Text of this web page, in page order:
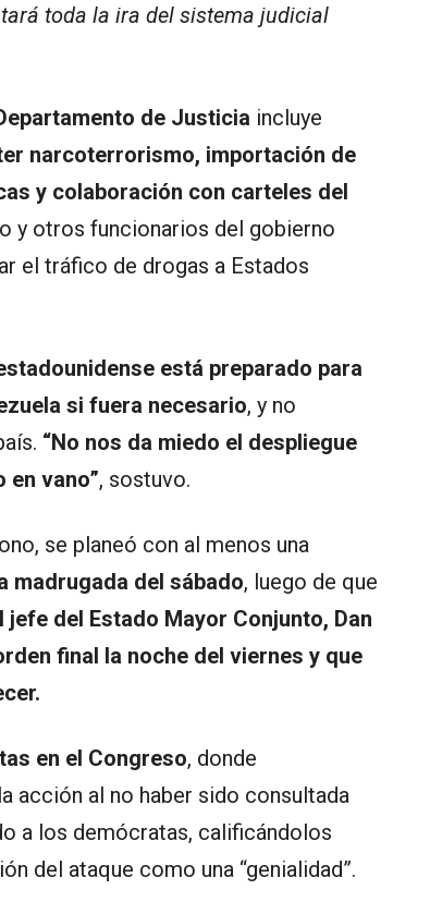
toda la ira del sistema judicial
de Justicia incluye
narcoterrorismo, importación de
y colaboración con carteles del
y otros funcionarios del gobierno
el tráfico de drogas a Estados
está preparado para
si fuera necesario, y no
“No nos da miedo el despliegue
vano”, sostuvo.
se planeó con al menos una
madrugada del sábado, luego de que
jefe del Estado Mayor Conjunto, Dan
final la noche del viernes y que
en el Congreso, donde
acción al no haber sido consultada
a los demócratas, calificándolos
del ataque como una “genialidad”.